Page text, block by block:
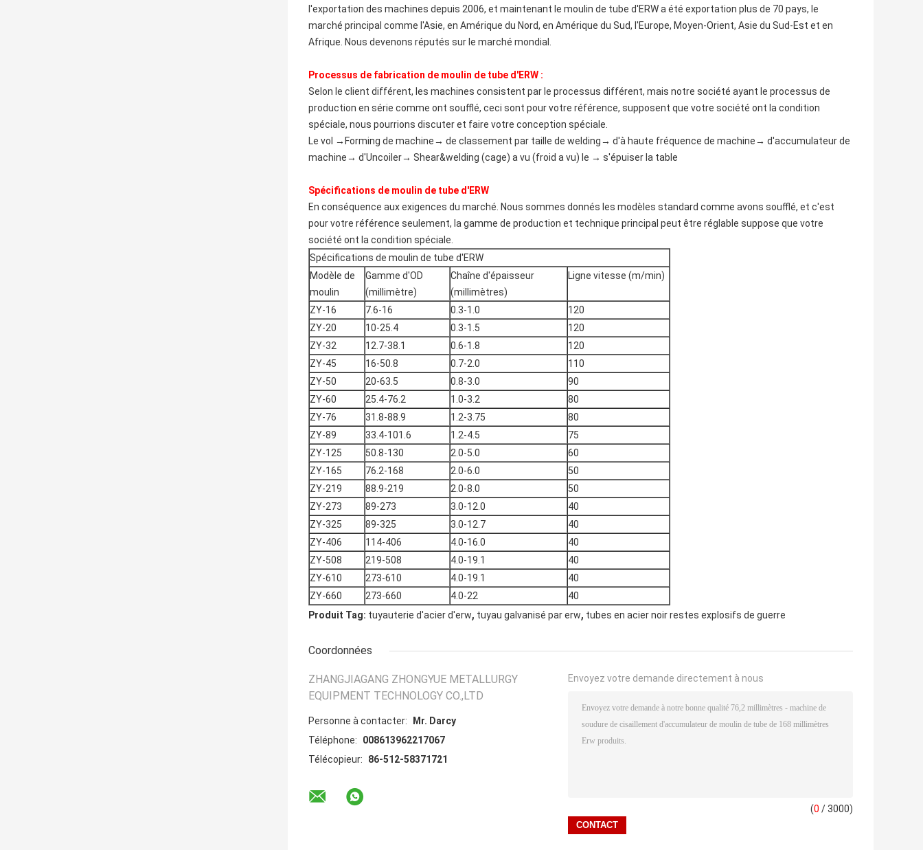
l'exportation des machines depuis 2006, et maintenant le moulin de tube d'ERW a été exportation plus de 70 pays, le
marché principal comme l'Asie, en Amérique du Nord, en Amérique du Sud, l'Europe, Moyen-Orient, Asie du Sud-Est et en
Afrique. Nous devenons réputés sur le marché mondial.
Processus de fabrication de moulin de tube d'ERW :
Selon le client différent, les machines consistent par le processus différent, mais notre société ayant le processus de
production en série comme ont soufflé, ceci sont pour votre référence, supposent que votre société ont la condition
spéciale, nous pourrions discuter et faire votre conception spéciale.
Le vol →Forming de machine→ de classement par taille de welding→ d'à haute fréquence de machine→ d'accumulateur de
machine→ d'Uncoiler→ Shear&welding (cage) a vu (froid a vu) le → s'épuiser la table
Spécifications de moulin de tube d'ERW
En conséquence aux exigences du marché. Nous sommes donnés les modèles standard comme avons soufflé, et c'est
pour votre référence seulement, la gamme de production et technique principal peut être réglable suppose que votre
société ont la condition spéciale.
Spécifications de moulin de tube d'ERW
Modèle de
moulin
Gamme d'OD
(millimètre)
Chaîne d'épaisseur
(millimètres)
Ligne vitesse (m/min)
ZY-16 7.6-16 0.3-1.0
120
ZY-20
10-25.4 0.3-1.5
120
ZY-32
12.7-38.1 0.6-1.8
120
ZY-45
16-50.8 0.7-2.0
110
ZY-50
20-63.5 0.8-3.0
90
ZY-60
25.4-76.2 1.0-3.2
80
ZY-76
31.8-88.9 1.2-3.75
80
ZY-89
33.4-101.6 1.2-4.5
75
ZY-125
50.8-130 2.0-5.0
60
ZY-165
76.2-168 2.0-6.0
50
ZY-219
88.9-219 2.0-8.0
50
ZY-273
89-273 3.0-12.0
40
ZY-325
89-325 3.0-12.7
40
ZY-406
114-406 4.0-16.0
40
ZY-508
219-508 4.0-19.1
40
ZY-610
273-610 4.0-19.1
40
ZY-660
273-660 4.0-22
40
Produit Tag: tuyauterie d'acier d'erw, tuyau galvanisé par erw, tubes en acier noir restes explosifs de guerre
Coordonnées
ZHANGJIAGANG ZHONGYUE METALLURGY
EQUIPMENT TECHNOLOGY CO.,LTD
Personne à contacter:
Mr. Darcy
Téléphone:
008613962217067
Télécopieur:
86-512-58371721
Envoyez votre demande directement à nous
(0 / 3000)